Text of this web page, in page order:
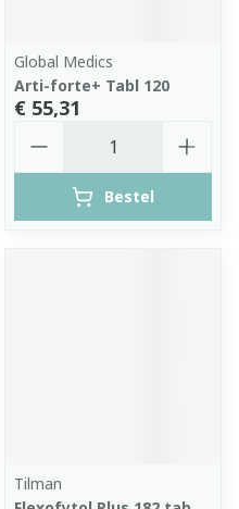
Global Medics
Arti-forte+ Tabl 120
€ 55,31
Bestel
Tilman